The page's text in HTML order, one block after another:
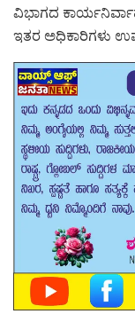
ವಿಭಾಗದ
ಇತರ ಅಧಿಕಾರಿಗಳು